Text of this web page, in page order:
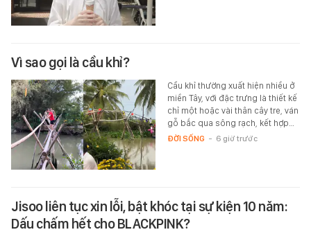
Vì sao gọi là cầu khỉ?
Cầu khỉ thường xuất hiện nhiều ở
miền Tây, với đặc trưng là thiết kế
chỉ một hoặc vài thân cây tre, ván
gỗ bắc qua sông rạch, kết hợp…
ĐỜI SỐNG - 6 giờ trước
Jisoo liên tục xin lỗi, bật khóc tại sự kiện 10 năm:
Dấu chấm hết cho BLACKPINK?